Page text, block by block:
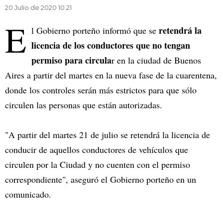
20 Julio de 2020 10.21
E l Gobierno porteño informó que se retendrá la
licencia de los conductores que no tengan
permiso para circular en la ciudad de Buenos
Aires a partir del martes en la nueva fase de la cuarentena,
donde los controles serán más estrictos para que sólo
circulen las personas que están autorizadas.
"A partir del martes 21 de julio se retendrá la licencia de
conducir de aquellos conductores de vehículos que
circulen por la Ciudad y no cuenten con el permiso
correspondiente", aseguró el Gobierno porteño en un
comunicado.